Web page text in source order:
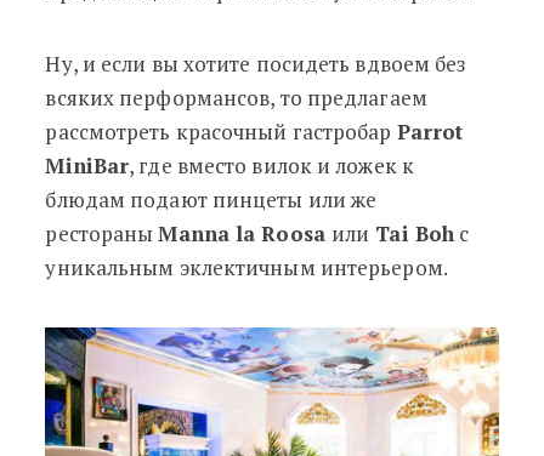
Ну, и если вы хотите посидеть вдвоем без
всяких перформансов, то предлагаем
рассмотреть красочный гастробар Parrot
MiniBar, где вместо вилок и ложек к
блюдам подают пинцеты или же
рестораныManna la Roosa или Tai Boh с
уникальным эклектичным интерьером.